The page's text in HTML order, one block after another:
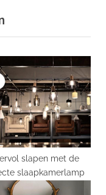
slapen met de
slaapkamerlamp